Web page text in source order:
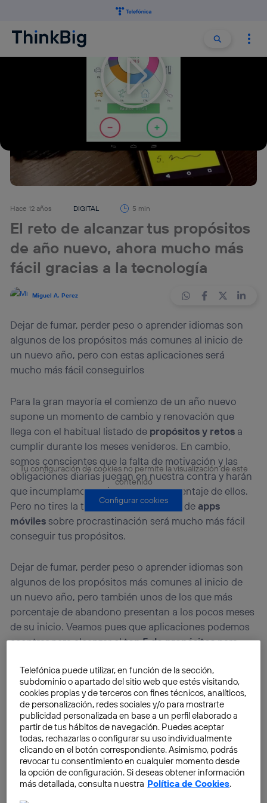
Buscar
Hace 12 años DIGITAL 5 min
El reto de alcanzar tus propósitos
de año nuevo, ahora mucho más
fácil gracias a la tecnología
Miguel A. Perez
Dejar de fumar, perder peso o aprender idiomas son
algunos de los propósitos más comunes al inicio de
un nuevo año, pero con estas aplicaciones será
mucho más fácil conseguirlos
Para la gran mayoría el comienzo de un año nuevo
supone un momento de cambio y renovación que
llega con el habitual listado de propósitos y retos a
cumplir durante los meses venideros. En cambio,
somos conscientes que la falta de motivación y las
obligaciones diarias juegan en nuestra contra y harán
que incumplamos un importante porcentaje de ellos.
Pero no tires la toalla, con este listado de apps
móvilessobre procrastinación será mucho más fácil
conseguir tus propósitos.
Dejar de fumar, perder peso o aprender idiomas son
algunos de los propósitos más comunes al inicio de
un nuevo año, pero también unos de los que más
porcentaje de abandono presentan a los pocos meses
de su inicio. Veamos pues que aplicaciones podemos
econtrar para alcanzar eltop 5 de propósitospara
Tu configuración de cookies no permite la visualización de este
contenido
Configurar cookies
Telefónica puede utilizar, en función de la sección,
subdominio o apartado del sitio web que estés visitando,
cookies propias y de terceros con fines técnicos, analíticos,
de personalización, redes sociales y/o para mostrarte
publicidad personalizada en base a un perfil elaborado a
partir de tus hábitos de navegación. Puedes aceptar
todas, rechazarlas o configurar su uso individualmente
clicando en el botón correspondiente. Asimismo, podrás
revocar tu consentimiento en cualquier momento desde
la opción de configuración. Si deseas obtener información
más detallada, consulta nuestra Política de Cookies.